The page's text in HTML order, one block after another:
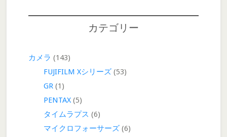
カテゴリー
カメラ (143)
FUJIFILM Xシリーズ(53)
GR(1)
PENTAX(5)
タイムラプス (6)
マイクロフォーサーズ(6)